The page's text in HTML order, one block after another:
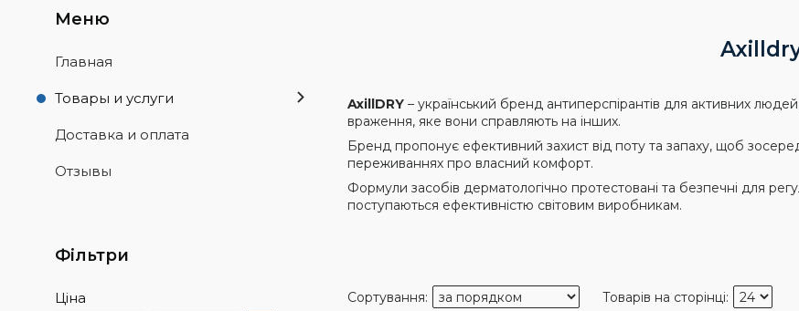
AxillDRY – український бренд антиперспірантів для активних
враження, яке вони справляють на інших.
Бренд пропонує ефективний захист від поту та запаху, щоб
переживаннях про власний комфорт.
Формули засобів дерматологічно протестовані та безпечні для
поступаються ефективністю світовим виробникам.
Главная
Товары и услуги
Доставка и оплата
Отзывы
Фільтри
Ціна